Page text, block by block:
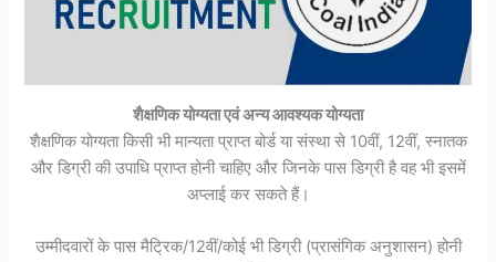
शैक्षणिक योग्यता एवं अन्य आवश्यक योग्यता
शैक्षणिक योग्यता किसी भी मान्यता प्राप्त बोर्ड या संस्था से 10वीं, 12वीं, स्नातक
और डिग्री की उपाधि प्राप्त होनी चाहिए और जिनके पास डिग्री है वह भी इसमें
अप्लाई कर सकते हैं।
उम्मीदवारों के पास मैट्रिक/12वीं/कोई भी डिग्री (प्रासंगिक अनुशासन) होनी